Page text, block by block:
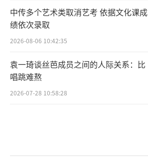
中传多个艺术类取消艺考 依据文化课成
绩依次录取
2026-08-06 10:42:35
袁一琦谈丝芭成员之间的人际关系：比
唱跳难熬
2026-07-28 10:58:28